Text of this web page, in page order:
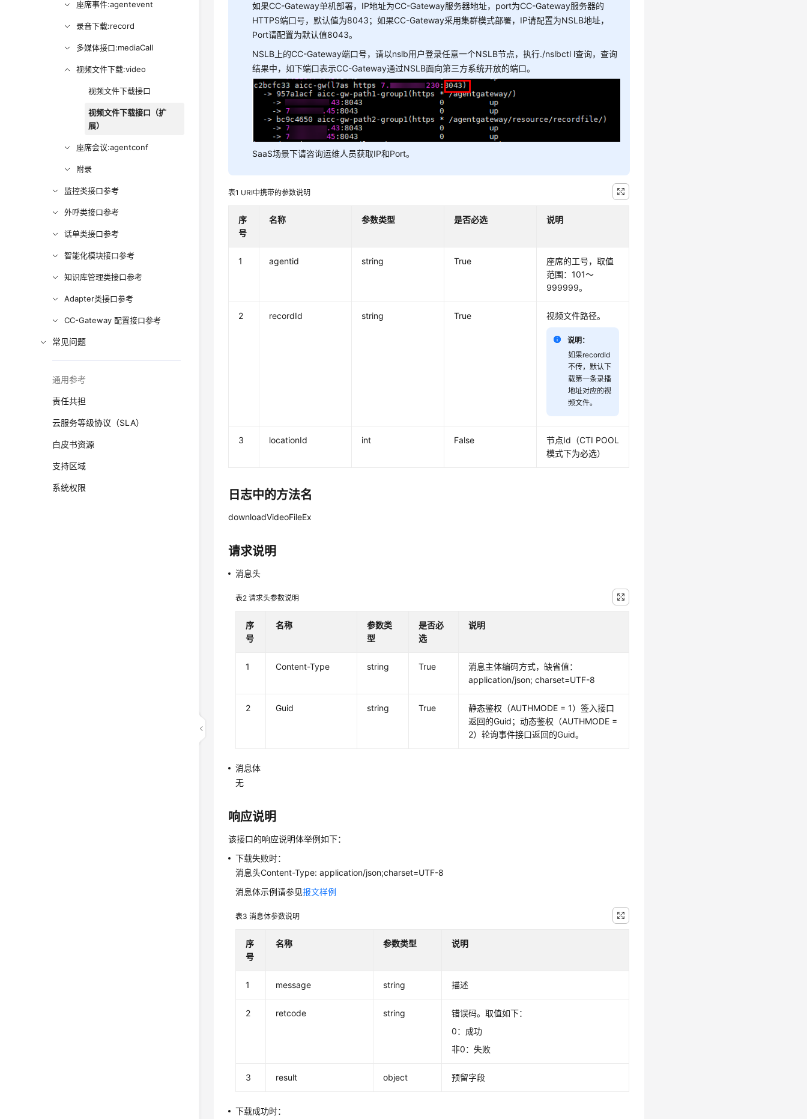
座席事件:agentevent
录音下载:record
多媒体接口:mediaCall
视频文件下载:video
视频文件下载接口
视频文件下载接口（扩
展）
座席会议:agentconf
附录
监控类接口参考
外呼类接口参考
话单类接口参考
智能化模块接口参考
知识库管理类接口参考
Adapter类接口参考
CC-Gateway 配置接口参考
常见问题
通用参考
责任共担
云服务等级协议（SLA）
白皮书资源
支持区域
系统权限
如果CC-Gateway单机部署，IP地址为CC-Gateway服务器地址，port为CC-Gateway服务器的
HTTPS端口号，默认值为8043；如果CC-Gateway采用集群模式部署，IP请配置为NSLB地址，
Port请配置为默认值8043。
NSLB上的CC-Gateway端口号，请以nslb用户登录任意一个NSLB节点，执行./nslbctl l查询，查询
结果中，如下端口表示CC-Gateway通过NSLB面向第三方系统开放的端口。
SaaS场景下请咨询运维人员获取IP和Port。
表1 URI中携带的参数说明
序
号
名称 参数类型 是否必选 说明
1 agentid string True
座席的工号，取值
范围：101～
999999。
2 recordId string True 视频文件路径。
说明：
如果recordId
不传，默认下
载第一条录播
地址对应的视
频文件。
3 locationId int False
节点Id（CTI POOL
模式下为必选）
日志中的方法名
downloadVideoFileEx
请求说明
消息头
表2请求头参数说明
序
号
名称
参数类
型
是否必
选
说明
1 Content-Type string True
消息主体编码方式，缺省值：
application/json; charset=UTF-8
2 Guid string True
静态鉴权（AUTHMODE = 1）签入接口
返回的Guid；动态鉴权（AUTHMODE =
2）轮询事件接口返回的Guid。
消息体
无
响应说明
该接口的响应说明体举例如下：
下载失败时：
消息头Content-Type: application/json;charset=UTF-8
消息体示例请参见报文样例
表3消息体参数说明
序
号
名称 参数类型 说明
1 message string 描述
2 retcode string
错误码。取值如下：
0：成功
非0：失败
3 result object 预留字段
下载成功时：